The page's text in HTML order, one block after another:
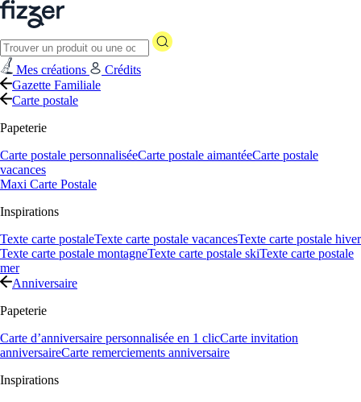
Mes créations
Crédits
Gazette Familiale
Carte postale
Papeterie
Carte postale personnaliséeCarte postale aimantéeCarte postale
vacances
Maxi Carte Postale
Inspirations
Texte carte postaleTexte carte postale vacancesTexte carte postale hiver
Texte carte postale montagneTexte carte postale skiTexte carte postale
mer
Anniversaire
Papeterie
Carte d’anniversaire personnalisée en 1 clicCarte invitation
anniversaireCarte remerciements anniversaire
Inspirations